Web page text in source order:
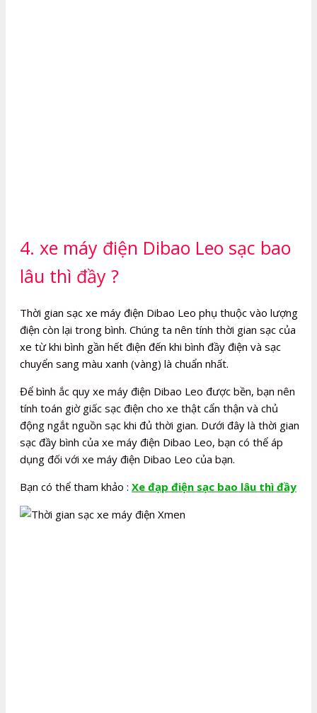
4. xe máy điện Dibao Leo sạc bao
lâu thì đầy ?
Thời gian sạc xe máy điện Dibao Leo phụ thuộc vào lượng
điện còn lại trong bình. Chúng ta nên tính thời gian sạc của
xe từ khi bình gần hết điện đến khi bình đầy điện và sạc
chuyển sang màu xanh (vàng) là chuẩn nhất.
Để bình ắc quy xe máy điện Dibao Leo được bền, bạn nên
tính toán giờ giấc sạc điện cho xe thật cẩn thận và chủ
động ngắt nguồn sạc khi đủ thời gian. Dưới đây là thời gian
sạc đầy bình của xe máy điện Dibao Leo, bạn có thể áp
dụng đối với xe máy điện Dibao Leo của bạn.
Bạn có thể tham khảo : Xe đạp điện sạc bao lâu thì đầy